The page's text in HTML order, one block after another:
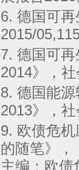
6. 德国可
2015/
7. 德国可
2014》，
8. 德国能
2013》，
9. 欧债危
的随笔》，
主编：欧债